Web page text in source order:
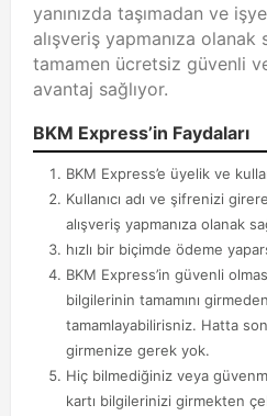
yanınızda taşımadan ve
alışveriş yapmanıza olanak
tamamen ücretsiz güvenli
avantaj sağlıyor.
BKM Express’in Faydaları
BKM Express’e üyelik ve
Kullanıcı adı ve şifrenizi
alışveriş yapmanıza olanak
hızlı bir biçimde ödeme
BKM Express’in güvenli
bilgilerinin tamamını
tamamlayabilirisniz. Hatta
girmenize gerek yok.
Hiç bilmediğiniz veya
kartı bilgilerinizi girmekten